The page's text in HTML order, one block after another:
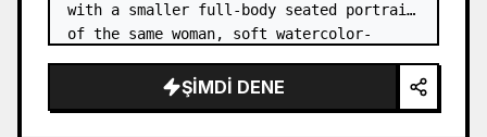
with a smaller full-body seated portrait
of the same woman, soft watercolor-
hand-drawn doodle decorations, zero flat
AI l…
ŞIMDI DENE